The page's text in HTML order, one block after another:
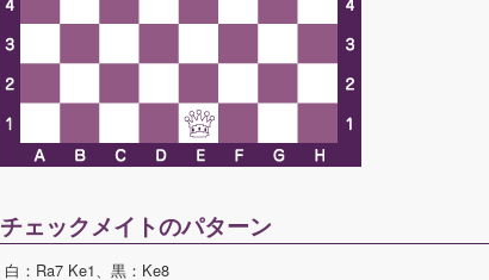
チェックメイトのパターン
白：Ra7 Ke1、黒：Ke8